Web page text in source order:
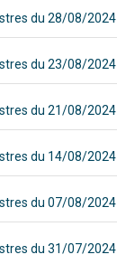
du 28/08/2024
du 23/08/2024
du 21/08/2024
du 14/08/2024
du 07/08/2024
du 31/07/2024